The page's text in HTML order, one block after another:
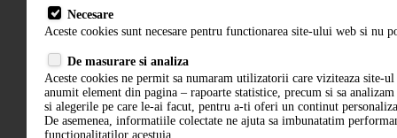
Necesare
Aceste cookies sunt necesare pentru functionarea site-ului web si nu
De masurare si analiza
Aceste cookies ne permit sa numaram utilizatorii care viziteaza site-ul
anumit element din pagina – rapoarte statistice, precum si sa
si alegerile pe care le-ai facut, pentru a-ti oferi un continut
De asemenea, informatiile colectate ne ajuta sa imbunatatim
functionalitatilor acestuia.